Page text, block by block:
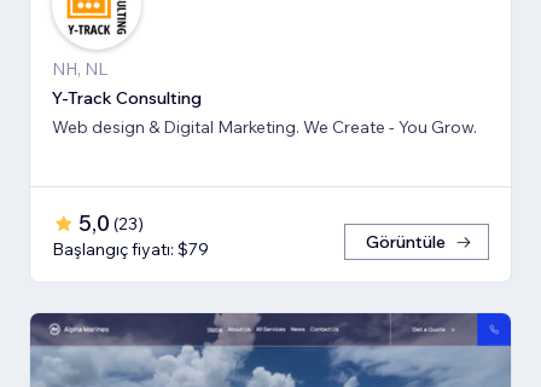
NH, NL
Y-Track Consulting
Web design & Digital Marketing. We Create - You Grow.
5,0 (23)
Başlangıç fiyatı: $79
Görüntüle